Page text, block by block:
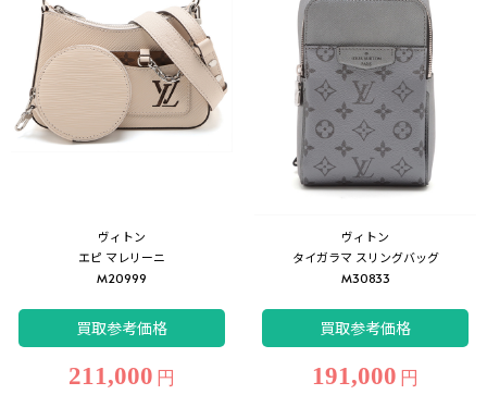
ヴィトン
エピ マレリーニ
M20999
買取参考価格
211,000 円
ヴィトン
タイガラマ スリングバッグ
M30833
買取参考価格
191,000 円